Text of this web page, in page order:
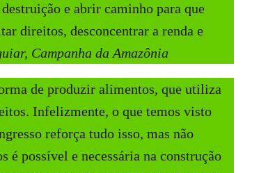
e abrir caminho para que
direitos, desconcentrar a renda e
Campanha da Amazônia
de produzir alimentos, que utiliza
Infelizmente, o que temos visto
reforça tudo isso, mas não
é possível e necessária na construção